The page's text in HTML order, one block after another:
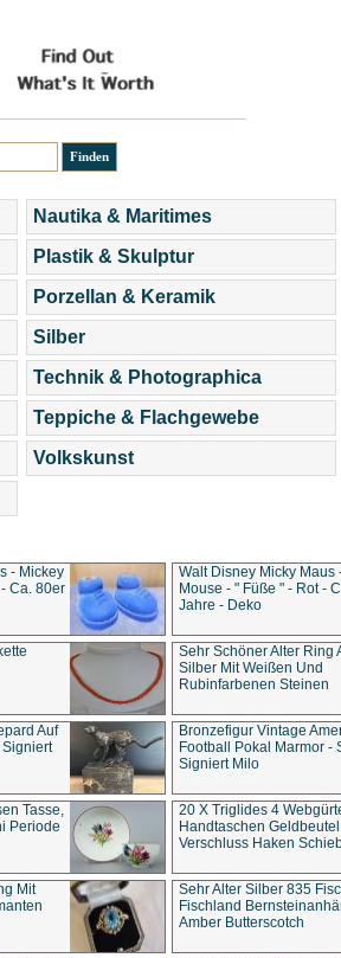
Nautika & Maritimes
Plastik & Skulptur
Porzellan & Keramik
Silber
Technik & Photographica
Teppiche & Flachgewebe
Volkskunst
- Mickey
Ca. 80er
Walt Disney Micky Maus
Mouse - " Füße " - Rot -
Jahre - Deko
Sehr Schöner Alter Ring
Silber Mit Weißen Und
Rubinfarbenen Steinen
Auf
Bronzefigur Vintage
Football Pokal Marmor -
Signiert Milo
Tasse,
Periode
20 X Triglides 4
Handtaschen
Verschluss Haken
Mit
Sehr Alter Silber 835
Fischland
Amber Butterscotch